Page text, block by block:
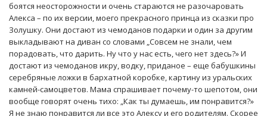
боятся неосторожности и очень стараются не разочаровать
Алекса – по их версии, моего прекрасного принца из сказки про
Золушку. Они достают из чемоданов подарки и один за другим
выкладывают на диван со словами „Cовсем не знали, чем
порадовать, что дарить. Ну что у нас есть, чего нет здесь?» И
достают из чемоданов икру, водку, приданое – еще бабушкины
серебряные ложки в бархатной коробке, картину из уральских
камней-самоцветов. Мама спрашивает почему-то шепотом, они
вообще говорят очень тихо: „Как ты думаешь, им понравится?»
Я не знаю понравится ли все это Алексу и его родителям. Скорее